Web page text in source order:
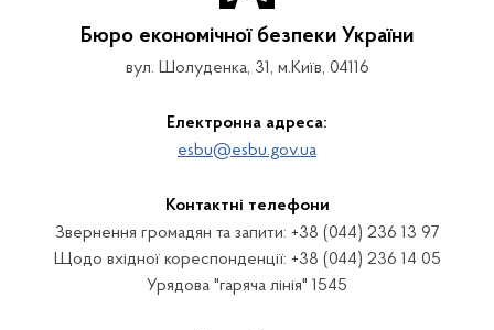
Бюро економічної безпеки України
вул. Шолуденка, 31, м.Київ, 04116
Електронна адреса:
esbu@esbu.gov.ua
Контактні телефони
Звернення громадян та запити: +38 (044) 236 13 97
Щодо вхідної кореспонденції: +38 (044) 236 14 05
Урядова "гаряча лінія" 1545